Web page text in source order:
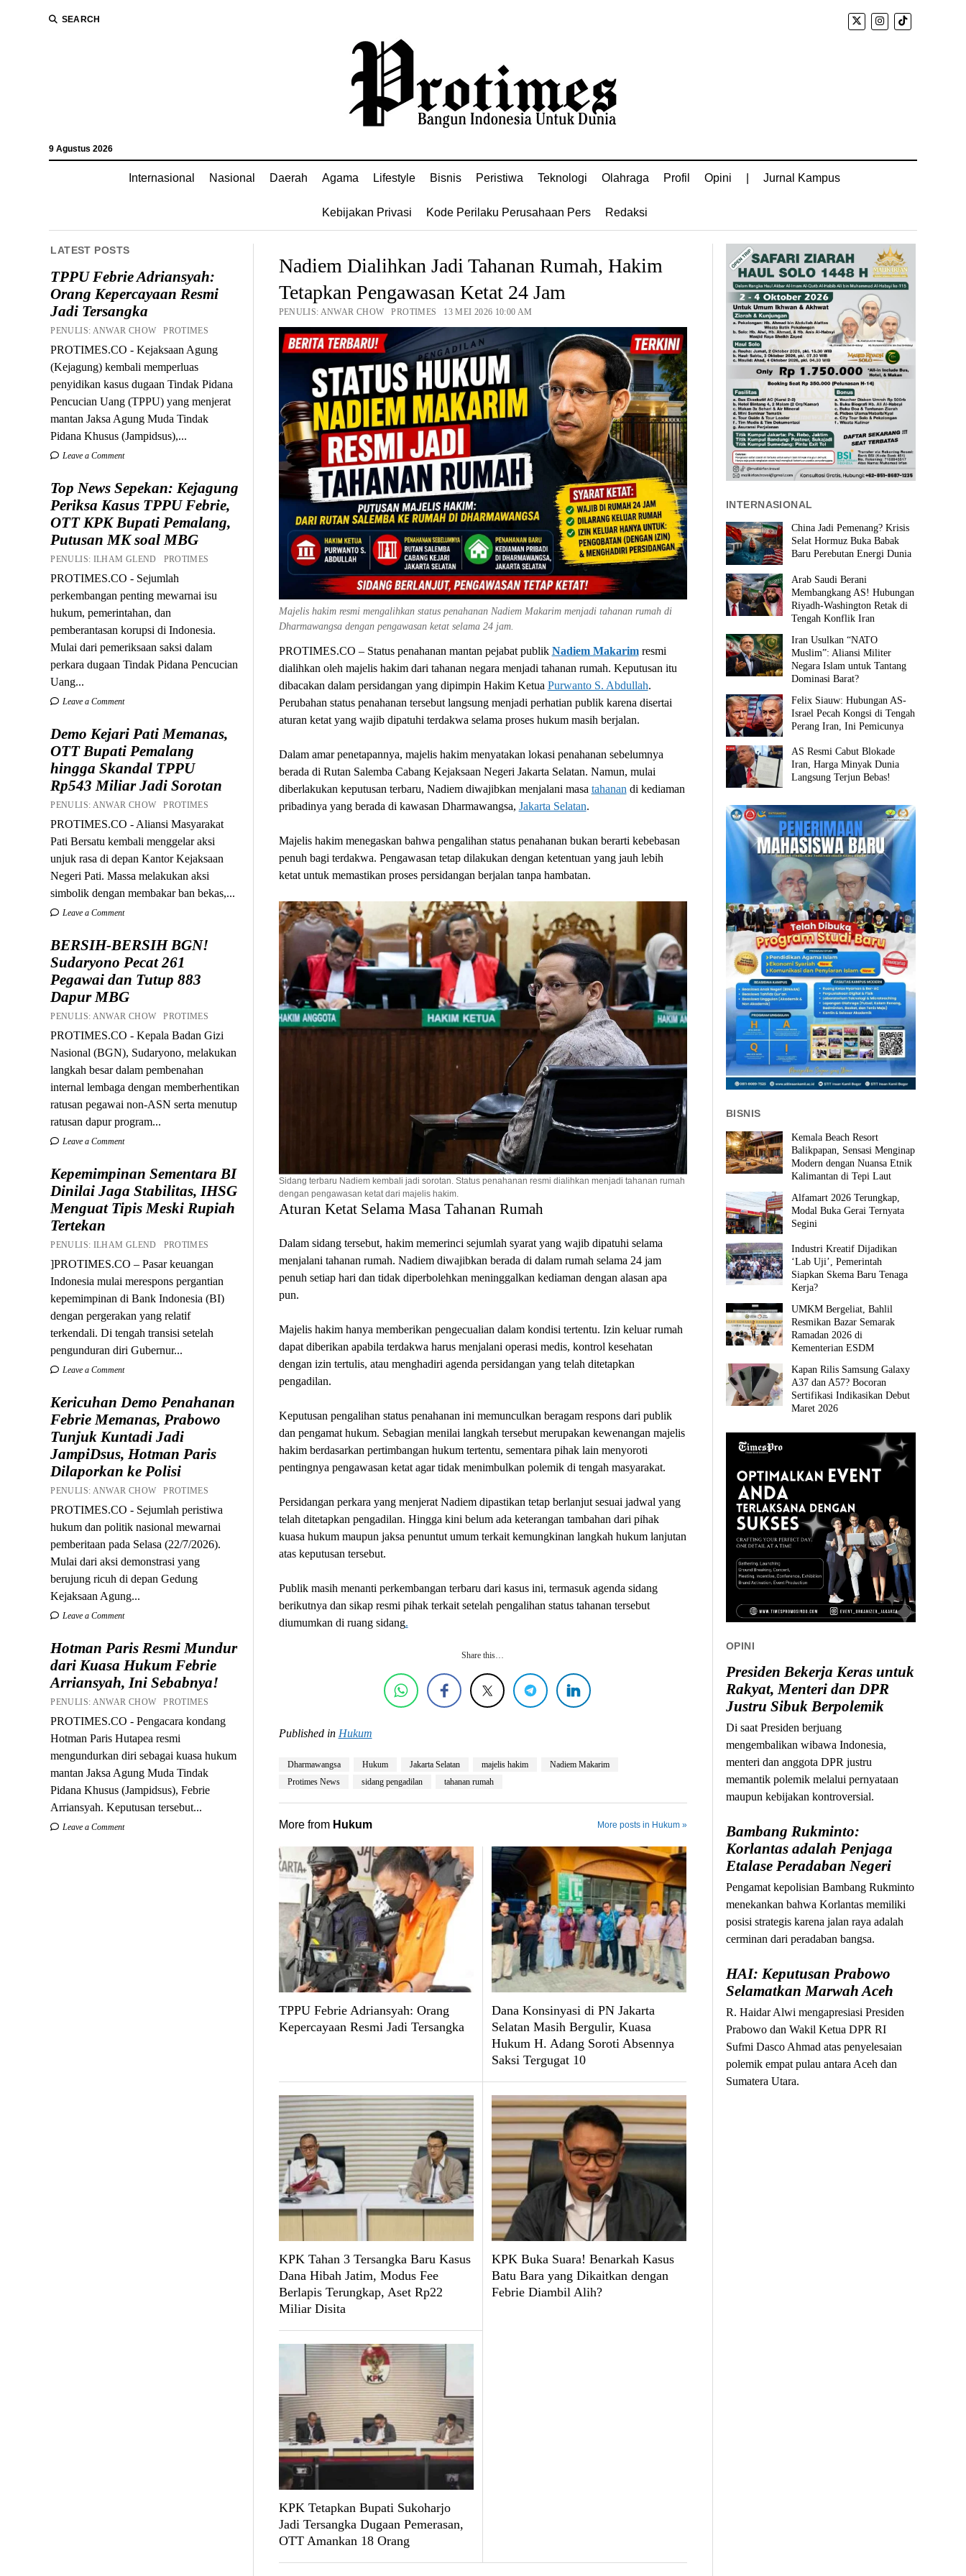
SEARCH
9 Agustus 2026
Internasional Nasional Daerah Agama Lifestyle Bisnis Peristiwa Teknologi Olahraga Profil Opini Jurnal Kampus
Kebijakan Privasi Kode Perilaku Perusahaan Pers Redaksi
LATEST POSTS
TPPU Febrie Adriansyah:
Orang Kepercayaan Resmi
Jadi Tersangka
PENULIS: ANWAR CHOW PROTIMES
PROTIMES.CO - Kejaksaan Agung
(Kejagung) kembali memperluas
penyidikan kasus dugaan Tindak Pidana
Pencucian Uang (TPPU) yang menjerat
mantan Jaksa Agung Muda Tindak
Pidana Khusus (Jampidsus),...
Leave a Comment
Top News Sepekan: Kejagung
Periksa Kasus TPPU Febrie,
OTT KPK Bupati Pemalang,
Putusan MK soal MBG
PENULIS: ILHAM GLEND PROTIMES
PROTIMES.CO - Sejumlah
perkembangan penting mewarnai isu
hukum, pemerintahan, dan
pemberantasan korupsi di Indonesia.
Mulai dari pemeriksaan saksi dalam
perkara dugaan Tindak Pidana Pencucian
Uang...
Leave a Comment
Demo Kejari Pati Memanas,
OTT Bupati Pemalang
hingga Skandal TPPU
Rp543 Miliar Jadi Sorotan
PENULIS: ANWAR CHOW PROTIMES
PROTIMES.CO - Aliansi Masyarakat
Pati Bersatu kembali menggelar aksi
unjuk rasa di depan Kantor Kejaksaan
Negeri Pati. Massa melakukan aksi
simbolik dengan membakar ban bekas,...
Leave a Comment
BERSIH-BERSIH BGN!
Sudaryono Pecat 261
Pegawai dan Tutup 883
Dapur MBG
PENULIS: ANWAR CHOW PROTIMES
PROTIMES.CO - Kepala Badan Gizi
Nasional (BGN), Sudaryono, melakukan
langkah besar dalam pembenahan
internal lembaga dengan memberhentikan
ratusan pegawai non-ASN serta menutup
ratusan dapur program...
Leave a Comment
Kepemimpinan Sementara BI
Dinilai Jaga Stabilitas, IHSG
Menguat Tipis Meski Rupiah
Tertekan
PENULIS: ILHAM GLEND PROTIMES
]PROTIMES.CO – Pasar keuangan
Indonesia mulai merespons pergantian
kepemimpinan di Bank Indonesia (BI)
dengan pergerakan yang relatif
terkendali. Di tengah transisi setelah
pengunduran diri Gubernur...
Leave a Comment
Kericuhan Demo Penahanan
Febrie Memanas, Prabowo
Tunjuk Kuntadi Jadi
JampiDsus, Hotman Paris
Dilaporkan ke Polisi
PENULIS: ANWAR CHOW PROTIMES
PROTIMES.CO - Sejumlah peristiwa
hukum dan politik nasional mewarnai
pemberitaan pada Selasa (22/7/2026).
Mulai dari aksi demonstrasi yang
berujung ricuh di depan Gedung
Kejaksaan Agung...
Leave a Comment
Hotman Paris Resmi Mundur
dari Kuasa Hukum Febrie
Arriansyah, Ini Sebabnya!
PENULIS: ANWAR CHOW PROTIMES
PROTIMES.CO - Pengacara kondang
Hotman Paris Hutapea resmi
mengundurkan diri sebagai kuasa hukum
mantan Jaksa Agung Muda Tindak
Pidana Khusus (Jampidsus), Febrie
Arriansyah. Keputusan tersebut...
Leave a Comment
Nadiem Dialihkan Jadi Tahanan Rumah, Hakim
Tetapkan Pengawasan Ketat 24 Jam
PENULIS: ANWAR CHOW PROTIMES 13 MEI 2026 10:00 AM
Majelis hakim resmi mengalihkan status penahanan Nadiem Makarim menjadi tahanan rumah di
Dharmawangsa dengan pengawasan ketat selama 24 jam.
PROTIMES.CO – Status penahanan mantan pejabat publik Nadiem Makarimresmi
dialihkan oleh majelis hakim dari tahanan negara menjadi tahanan rumah. Keputusan itu
dibacakan dalam persidangan yang dipimpin Hakim Ketua Purwanto S. Abdullah.
Perubahan status penahanan tersebut langsung menjadi perhatian publik karena disertai
aturan ketat yang wajib dipatuhi terdakwa selama proses hukum masih berjalan.
Dalam amar penetapannya, majelis hakim menyatakan lokasi penahanan sebelumnya
berada di Rutan Salemba Cabang Kejaksaan Negeri Jakarta Selatan. Namun, mulai
diberlakukan keputusan terbaru, Nadiem diwajibkan menjalani masa tahanan di kediaman
pribadinya yang berada di kawasan Dharmawangsa, Jakarta Selatan.
Majelis hakim menegaskan bahwa pengalihan status penahanan bukan berarti kebebasan
penuh bagi terdakwa. Pengawasan tetap dilakukan dengan ketentuan yang jauh lebih
ketat untuk memastikan proses persidangan berjalan tanpa hambatan.
Sidang terbaru Nadiem kembali jadi sorotan. Status penahanan resmi dialihkan menjadi tahanan rumah
dengan pengawasan ketat dari majelis hakim.
Aturan Ketat Selama Masa Tahanan Rumah
Dalam sidang tersebut, hakim memerinci sejumlah syarat yang wajib dipatuhi selama
menjalani tahanan rumah. Nadiem diwajibkan berada di dalam rumah selama 24 jam
penuh setiap hari dan tidak diperbolehkan meninggalkan kediaman dengan alasan apa
pun.
Majelis hakim hanya memberikan pengecualian dalam kondisi tertentu. Izin keluar rumah
dapat diberikan apabila terdakwa harus menjalani operasi medis, kontrol kesehatan
dengan izin tertulis, atau menghadiri agenda persidangan yang telah ditetapkan
pengadilan.
Keputusan pengalihan status penahanan ini memunculkan beragam respons dari publik
dan pengamat hukum. Sebagian menilai langkah tersebut merupakan kewenangan majelis
hakim berdasarkan pertimbangan hukum tertentu, sementara pihak lain menyoroti
pentingnya pengawasan ketat agar tidak menimbulkan polemik di tengah masyarakat.
Persidangan perkara yang menjerat Nadiem dipastikan tetap berlanjut sesuai jadwal yang
telah ditetapkan pengadilan. Hingga kini belum ada keterangan tambahan dari pihak
kuasa hukum maupun jaksa penuntut umum terkait kemungkinan langkah hukum lanjutan
atas keputusan tersebut.
Publik masih menanti perkembangan terbaru dari kasus ini, termasuk agenda sidang
berikutnya dan sikap resmi pihak terkait setelah pengalihan status tahanan tersebut
diumumkan di ruang sidang.
Share this…
Published in Hukum
Dharmawangsa Hukum Jakarta Selatan majelis hakim
Nadiem Makarim
Protimes News
sidang pengadilan tahanan rumah
More from Hukum More posts in Hukum »
TPPU Febrie Adriansyah: Orang
Kepercayaan Resmi Jadi Tersangka
Dana Konsinyasi di PN Jakarta
Selatan Masih Bergulir, Kuasa
Hukum H. Adang Soroti Absennya
Saksi Tergugat 10
KPK Tahan 3 Tersangka Baru Kasus
Dana Hibah Jatim, Modus Fee
Berlapis Terungkap, Aset Rp22
Miliar Disita
KPK Buka Suara! Benarkah Kasus
Batu Bara yang Dikaitkan dengan
Febrie Diambil Alih?
KPK Tetapkan Bupati Sukoharjo
Jadi Tersangka Dugaan Pemerasan,
OTT Amankan 18 Orang
INTERNASIONAL
China Jadi Pemenang? Krisis
Selat Hormuz Buka Babak
Baru Perebutan Energi Dunia
Arab Saudi Berani
Membangkang AS! Hubungan
Riyadh-Washington Retak di
Tengah Konflik Iran
Iran Usulkan “NATO
Muslim”: Aliansi Militer
Negara Islam untuk Tantang
Dominasi Barat?
Felix Siauw: Hubungan AS-
Israel Pecah Kongsi di Tengah
Perang Iran, Ini Pemicunya
AS Resmi Cabut Blokade
Iran, Harga Minyak Dunia
Langsung Terjun Bebas!
BISNIS
Kemala Beach Resort
Balikpapan, Sensasi Menginap
Modern dengan Nuansa Etnik
Kalimantan di Tepi Laut
Alfamart 2026 Terungkap,
Modal Buka Gerai Ternyata
Segini
Industri Kreatif Dijadikan
‘Lab Uji’, Pemerintah
Siapkan Skema Baru Tenaga
Kerja?
UMKM Bergeliat, Bahlil
Resmikan Bazar Semarak
Ramadan 2026 di
Kementerian ESDM
Kapan Rilis Samsung Galaxy
A37 dan A57? Bocoran
Sertifikasi Indikasikan Debut
Maret 2026
OPINI
Presiden Bekerja Keras untuk
Rakyat, Menteri dan DPR
Justru Sibuk Berpolemik
Di saat Presiden berjuang
mengembalikan wibawa Indonesia,
menteri dan anggota DPR justru
memantik polemik melalui pernyataan
maupun kebijakan kontroversial.
Bambang Rukminto:
Korlantas adalah Penjaga
Etalase Peradaban Negeri
Pengamat kepolisian Bambang Rukminto
menekankan bahwa Korlantas memiliki
posisi strategis karena jalan raya adalah
cerminan dari peradaban bangsa.
HAI: Keputusan Prabowo
Selamatkan Marwah Aceh
R. Haidar Alwi mengapresiasi Presiden
Prabowo dan Wakil Ketua DPR RI
Sufmi Dasco Ahmad atas penyelesaian
polemik empat pulau antara Aceh dan
Sumatera Utara.